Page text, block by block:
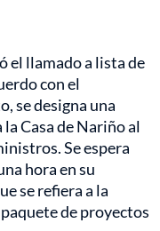
el llamado a lista de
con el
se designa una
Casa de Nariño al
Se espera
hora en su
se refiera a la
de proyectos